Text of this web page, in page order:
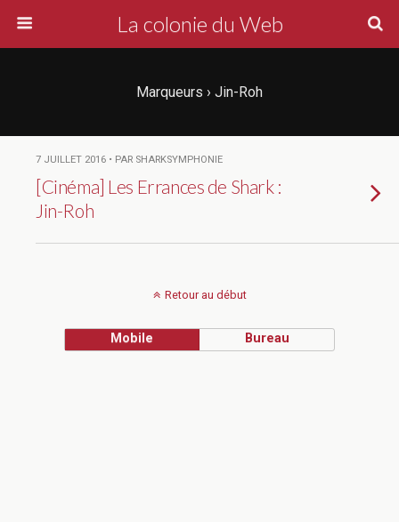
La colonie du Web
Marqueurs › Jin-Roh
7 JUILLET 2016 • PAR SHARKSYMPHONIE
[Cinéma] Les Errances de Shark :
Jin-Roh
Retour au début
Mobile Bureau